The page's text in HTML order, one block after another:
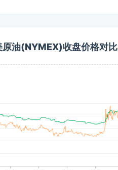
原油(NYMEX)收盘价格对比